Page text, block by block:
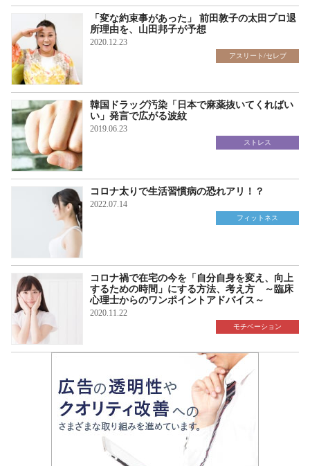
「変な約束事があった」 前田敦子の太田プロ退
所理由を、山田邦子が予想
2020.12.23
アスリート/セレブ
韓国ドラッグ汚染「日本で麻薬抜いてくればい
い」発言で広がる波紋
2019.06.23
ストレス
コロナ太りで生活習慣病の恐れアリ！？
2022.07.14
フィットネス
コロナ禍で在宅の今を「自分自身を変え、向上
するための時間」にする方法、考え方 ～臨床
心理士からのワンポイントアドバイス～
2020.11.22
モチベーション